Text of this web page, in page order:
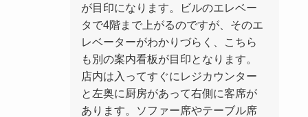
が目印になります。ビルのエレベー
タで4階まで上がるのですが、そのエ
レベーターがわかりづらく、こちら
も別の案内看板が目印となります。
店内は入ってすぐにレジカウンター
と左奥に厨房があって右側に客席が
あります。ソファー席やテーブル席